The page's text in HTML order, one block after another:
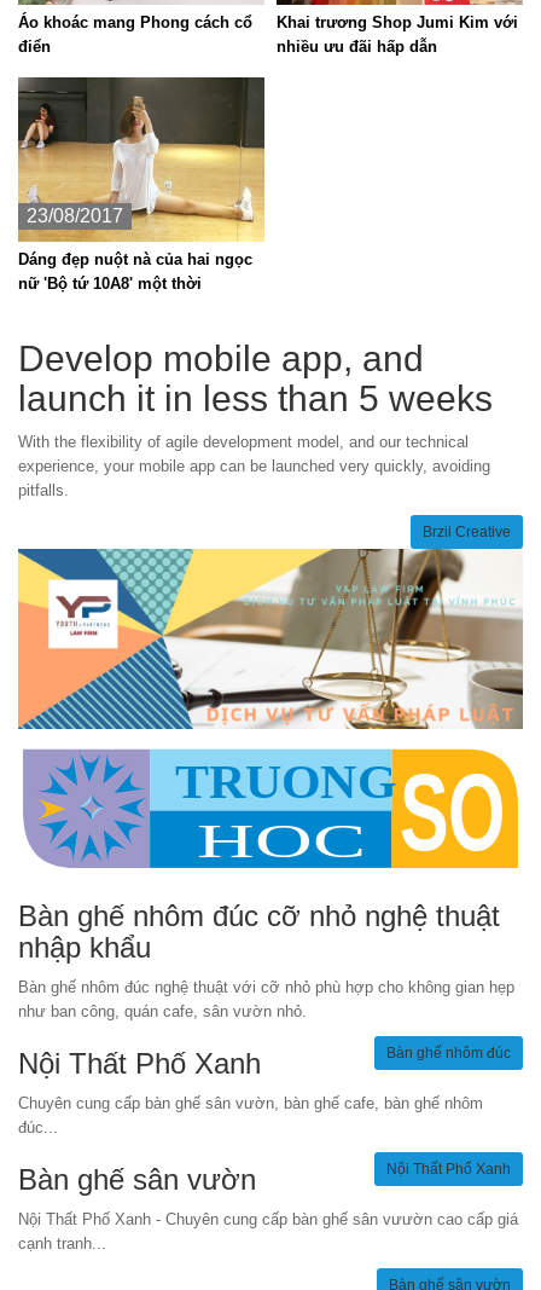
Áo khoác mang Phong cách cổ
điển
Khai trương Shop Jumi Kim với
nhiều ưu đãi hấp dẫn
23/08/2017
Dáng đẹp nuột nà của hai ngọc
nữ 'Bộ tứ 10A8' một thời
Develop mobile app, and
launch it in less than 5 weeks
With the flexibility of agile development model, and our technical
experience, your mobile app can be launched very quickly, avoiding
pitfalls.
Brzii Creative
Bàn ghế nhôm đúc cỡ nhỏ nghệ thuật
nhập khẩu
Bàn ghế nhôm đúc nghệ thuật với cỡ nhỏ phù hợp cho không gian hẹp
như ban công, quán cafe, sân vườn nhỏ.
Bàn ghế nhôm đúc
Nội Thất Phố Xanh
Chuyên cung cấp bàn ghế sân vườn, bàn ghế cafe, bàn ghế nhôm
đúc...
Nội Thất Phố Xanh
Bàn ghế sân vườn
Nội Thất Phố Xanh - Chuyên cung cấp bàn ghế sân vưườn cao cấp giá
cạnh tranh...
Bàn ghế sân vườn